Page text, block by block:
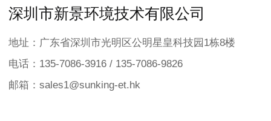
深圳市新景环境技术有限公司
地址：广东省深圳市光明区公明星皇科技园1栋8楼
电话：135-7086-3916 / 135-7086-9826
邮箱：sales1@sunking-et.hk